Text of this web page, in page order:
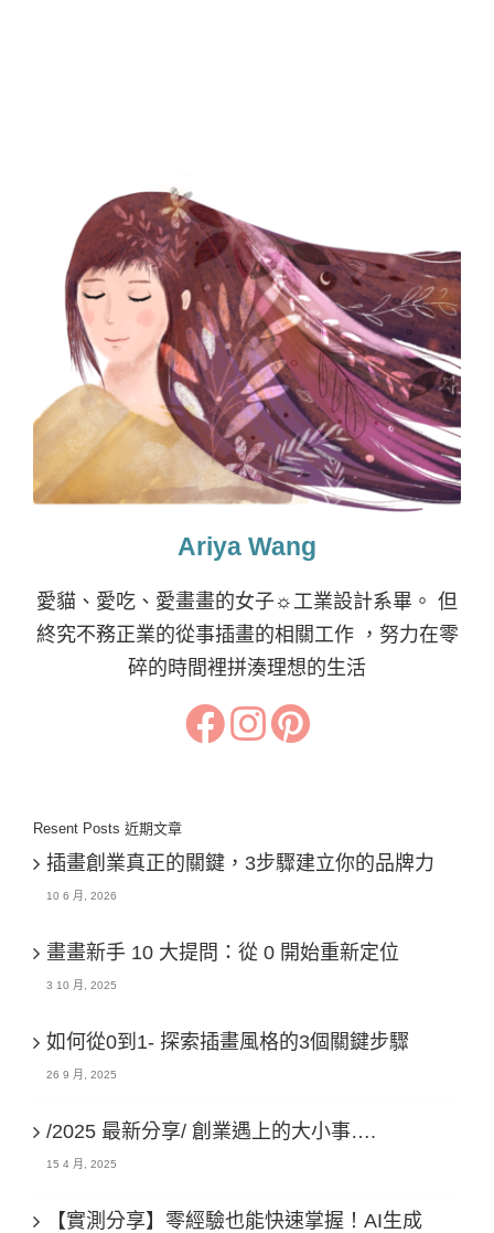
Ariya Wang
愛貓、愛吃、愛畫畫的女子☼工業設計系畢。 但
終究不務正業的從事插畫的相關工作 ，努力在零
碎的時間裡拼湊理想的生活
Resent Posts 近期文章
插畫創業真正的關鍵，3步驟建立你的品牌力
10 6 月, 2026
畫畫新手 10 大提問：從 0 開始重新定位
3 10 月, 2025
如何從0到1- 探索插畫風格的3個關鍵步驟
26 9 月, 2025
/2025 最新分享/ 創業遇上的大小事….
15 4 月, 2025
【實測分享】零經驗也能快速掌握！AI生成